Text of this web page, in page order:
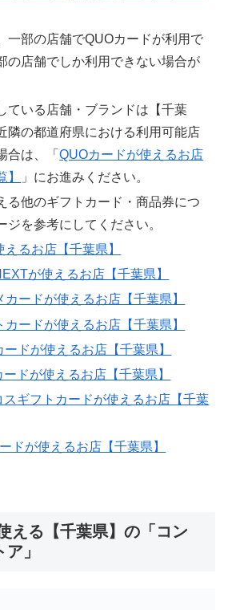
一部の店舗でQUOカードが利用で
の店舗でしか利用できない場合が
ている店舗・ブランドは【千葉
隣の都道府県における利用可能店
合は、「QUOカードが使えるお店
】
」にお進みください。
る他のギフトカード・商品券につ
ジを参考にしてください。
るお店【千葉県】
が使えるお店【千葉県】
カードが使えるお店【千葉県】
カードが使えるお店【千葉県】
ドが使えるお店【千葉県】
ドが使えるお店【千葉県】
スギフトカードが使えるお店【千葉
ドが使えるお店【千葉県】
える【千葉県】の「コン
」